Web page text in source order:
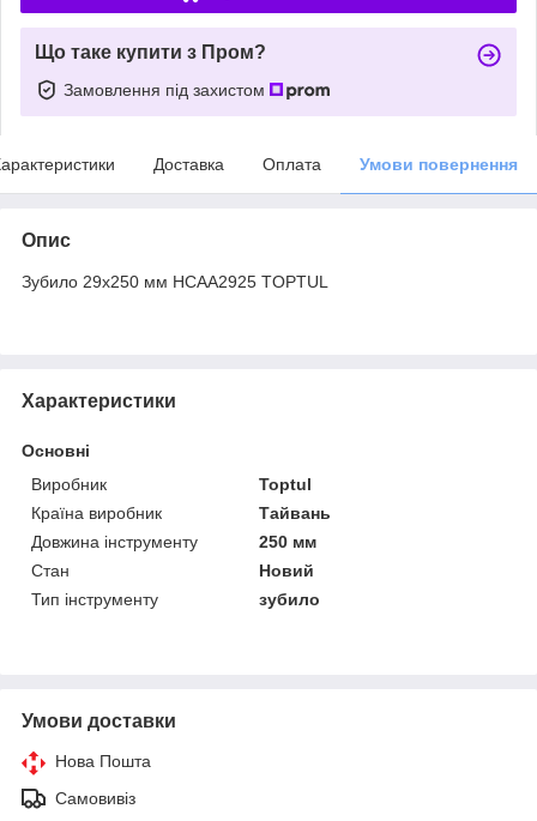
Що таке купити з Пром?
Замовлення під захистом
Доставка Оплата Умови повернення
Опис
Зубило 29х250 мм HCAA2925 TOPTUL
Характеристики
Основні
Виробник
Toptul
Країна виробник
Тайвань
Довжина інструменту
250 мм
Стан
Новий
Тип інструменту
зубило
Умови доставки
Нова Пошта
Самовивіз